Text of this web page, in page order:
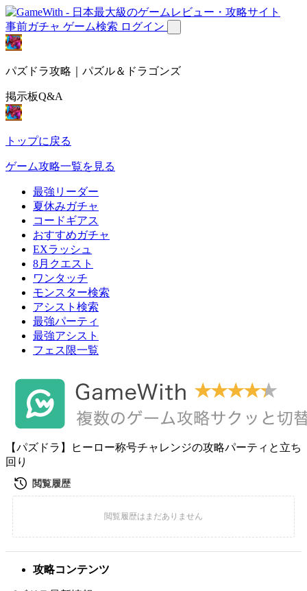
事前ガチャ ゲーム検索 ログイン
パズドラ攻略｜パズル＆ドラゴンズ
掲示板Q&A
トップに戻る
ゲーム攻略一覧を見る
最強リーダー
夏休みガチャ
コードギアス
おすすめガチャ
EXラッシュ
8月クエスト
ワンタッチ
モンスター検索
アシスト検索
最強パーティ
最強アシスト
フェス限一覧
【パズドラ】ヒーロー称号チャレンジの攻略パーティと立ち
回り
攻略コンテンツ